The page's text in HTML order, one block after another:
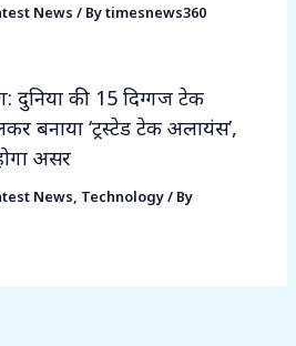
News / Bytimesnews360
दुनिया की 15 दिग्गज टेक
बनाया ‘ट्रस्टेड टेक अलायंस’,
असर
News Technology/ By